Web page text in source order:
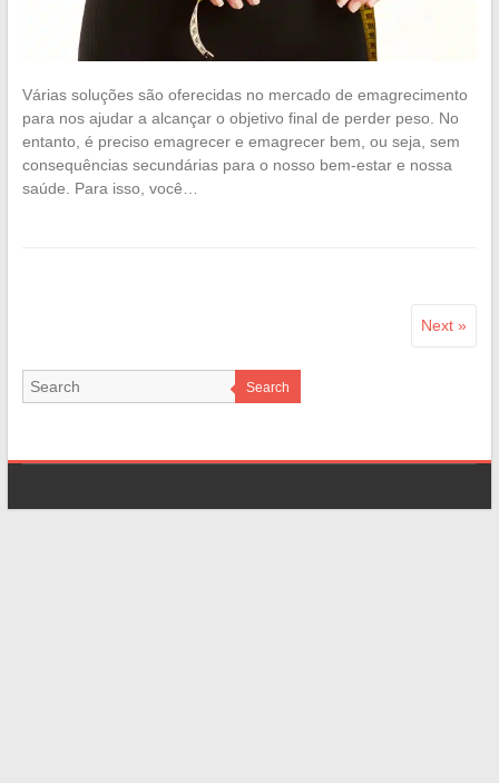
Várias soluções são oferecidas no mercado de emagrecimento
para nos ajudar a alcançar o objetivo final de perder peso. No
entanto, é preciso emagrecer e emagrecer bem, ou seja, sem
consequências secundárias para o nosso bem-estar e nossa
saúde. Para isso, você…
Next »
Search